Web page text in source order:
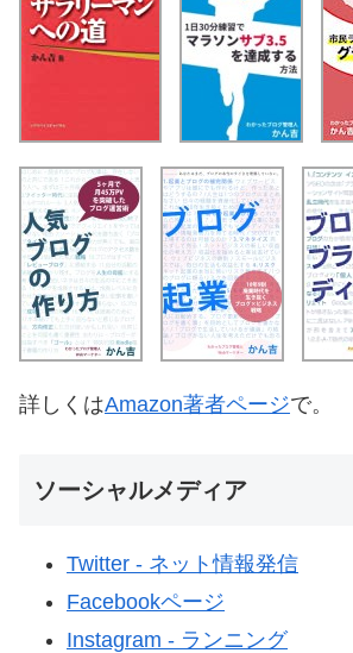
詳しくはAmazon著者ページで。
ソーシャルメディア
Twitter - ネット情報発信
Facebookページ
Instagram - ランニング